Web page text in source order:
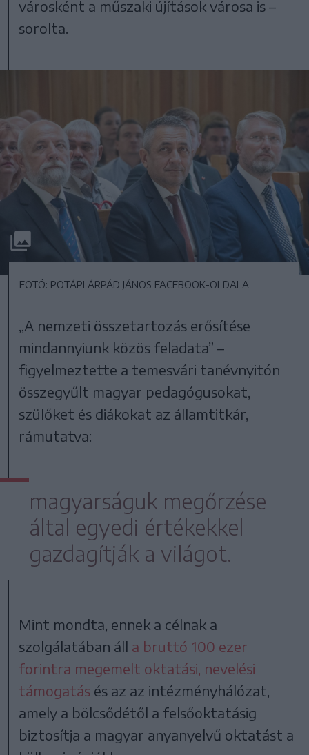
városként a műszaki újítások városa is –
sorolta.
FOTÓ: POTÁPI ÁRPÁD JÁNOS FACEBOOK-OLDALA
„A nemzeti összetartozás erősítése
mindannyiunk közös feladata” –
figyelmeztette a temesvári tanévnyitón
összegyűlt magyar pedagógusokat,
szülőket és diákokat az államtitkár,
rámutatva:
magyarságuk megőrzése
által egyedi értékekkel
gazdagítják a világot.
Mint mondta, ennek a célnak a
szolgálatában áll a bruttó 100 ezer
forintra megemelt oktatási, nevelési
támogatás és az az intézményhálózat,
amely a bölcsődétől a felsőoktatásig
biztosítja a magyar anyanyelvű oktatást a